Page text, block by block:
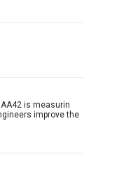
is measurin
improve the